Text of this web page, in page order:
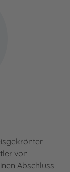
von
Abschluss